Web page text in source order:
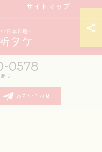
0578
り
お問い合わせ
サイトマップ